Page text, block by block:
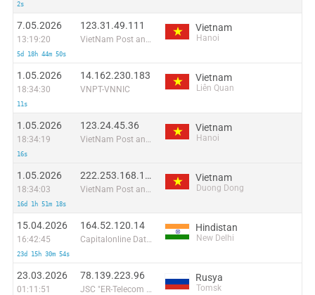
2s
7.05.2026
13:19:20
5d 18h 44m 50s
123.31.49.111
VietNam Post and Telecom Corporation
Vietnam
Hanoi
1.05.2026
18:34:30
11s
14.162.230.183
VNPT-VNNIC
Vietnam
Liên Quan
1.05.2026
18:34:19
16s
123.24.45.36
VietNam Post and Telecom Corporation
Vietnam
Hanoi
1.05.2026
18:34:03
16d 1h 51m 18s
222.253.168.182
VietNam Post and Telecom Corporation
Vietnam
Duong Dong
15.04.2026
16:42:45
23d 15h 30m 54s
164.52.120.14
Capitalonline Data Service (HK) Co
Hindistan
New Delhi
23.03.2026
01:11:51
78.139.223.96
JSC "ER-Telecom Holding" Tomsk Branch
Rusya
Tomsk